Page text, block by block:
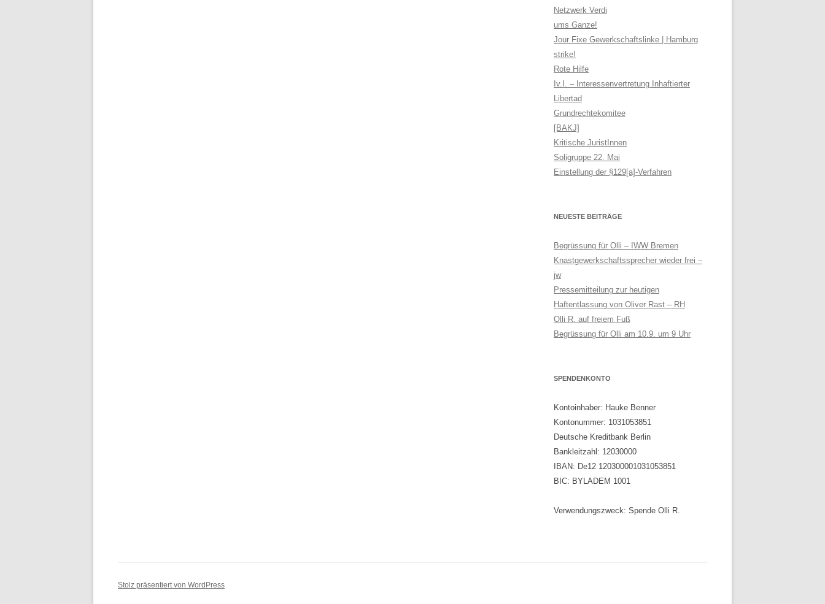
Netzwerk Verdi
ums Ganze!
Jour Fixe Gewerkschaftslinke | Hamburg
strike!
Rote Hilfe
Iv.I. – Interessenvertretung Inhaftierter
Libertad
Grundrechtekomitee
[BAKJ]
Kritische JuristInnen
Soligruppe 22. Mai
Einstellung der §129[a]-Verfahren
NEUESTE BEITRÄGE
Begrüssung für Olli – IWW Bremen
Knastgewerkschaftssprecher wieder frei –
jw
Pressemitteilung zur heutigen
Haftentlassung von Oliver Rast – RH
Olli R. auf freiem Fuß
Begrüssung für Olli am 10.9. um 9 Uhr
SPENDENKONTO
Kontoinhaber: Hauke Benner
Kontonummer: 1031053851
Deutsche Kreditbank Berlin
Bankleitzahl: 12030000
IBAN: De12 120300001031053851
BIC: BYLADEM 1001
Verwendungszweck: Spende Olli R.
Stolz präsentiert von WordPress